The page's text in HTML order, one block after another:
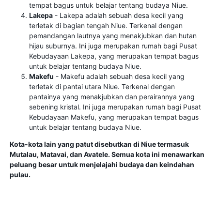
tempat bagus untuk belajar tentang budaya Niue.
Lakepa - Lakepa adalah sebuah desa kecil yang
terletak di bagian tengah Niue. Terkenal dengan
pemandangan lautnya yang menakjubkan dan hutan
hijau suburnya. Ini juga merupakan rumah bagi Pusat
Kebudayaan Lakepa, yang merupakan tempat bagus
untuk belajar tentang budaya Niue.
Makefu - Makefu adalah sebuah desa kecil yang
terletak di pantai utara Niue. Terkenal dengan
pantainya yang menakjubkan dan perairannya yang
sebening kristal. Ini juga merupakan rumah bagi Pusat
Kebudayaan Makefu, yang merupakan tempat bagus
untuk belajar tentang budaya Niue.
Kota-kota lain yang patut disebutkan di Niue termasuk
Mutalau, Matavai, dan Avatele. Semua kota ini menawarkan
peluang besar untuk menjelajahi budaya dan keindahan
pulau.